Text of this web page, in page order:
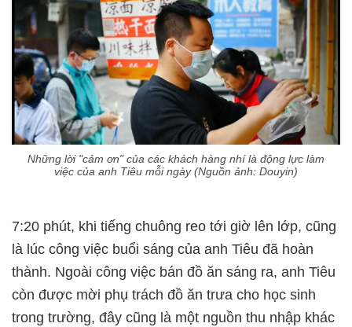
Những lời "cảm ơn" của các khách hàng nhí là động lực làm
việc của anh Tiêu mỗi ngày (Nguồn ảnh: Douyin)
7:20 phút, khi tiếng chuông reo tới giờ lên lớp, cũng
là lúc công việc buổi sáng của anh Tiêu đã hoàn
thành. Ngoài công việc bán đồ ăn sáng ra, anh Tiêu
còn được mời phụ trách đồ ăn trưa cho học sinh
trong trường, đây cũng là một nguồn thu nhập khác